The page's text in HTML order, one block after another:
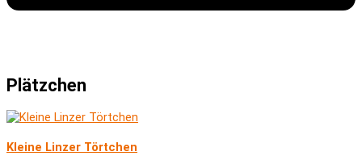
Plätzchen
Kleine Linzer Törtchen